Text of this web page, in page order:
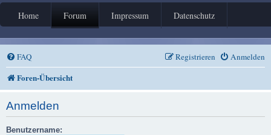
Home Forum Impressum Datenschutz
FAQ Anmelden
Registrieren
Foren-Übersicht
Anmelden
Benutzername: